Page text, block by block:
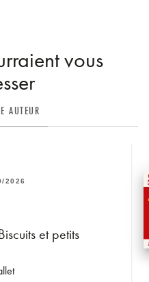
vous
AUTEUR
2026
et petits